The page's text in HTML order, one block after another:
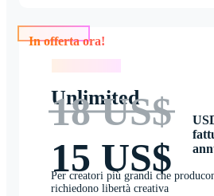
Unlimited
18 US$
15 US$
Per creatori più grandi che
richiedono libertà creativa